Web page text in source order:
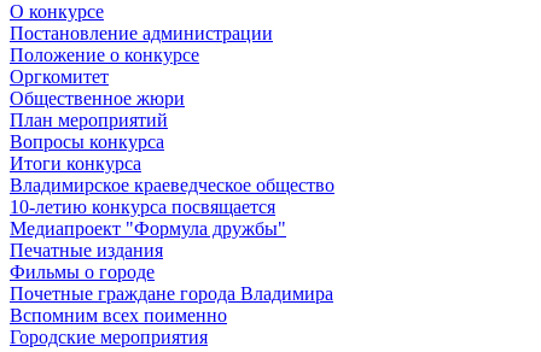
О конкурсе
Постановление администрации
Положение о конкурсе
Оргкомитет
Общественное жюри
План мероприятий
Вопросы конкурса
Итоги конкурса
Владимирское краеведческое общество
10-летию конкурса посвящается
Медиапроект "Формула дружбы"
Печатные издания
Фильмы о городе
Почетные граждане города Владимира
Вспомним всех поименно
Городские мероприятия